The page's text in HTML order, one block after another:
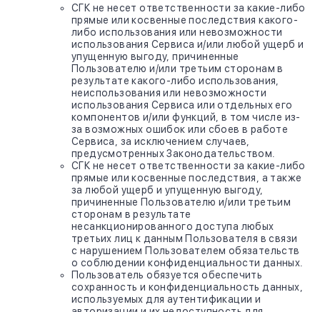
СГК не несет ответственности за какие-либо
прямые или косвенные последствия какого-
либо использования или невозможности
использования Сервиса и/или любой ущерб и
упущенную выгоду, причиненные
Пользователю и/или третьим сторонам в
результате какого-либо использования,
неиспользования или невозможности
использования Сервиса или отдельных его
компонентов и/или функций, в том числе из-
за возможных ошибок или сбоев в работе
Сервиса, за исключением случаев,
предусмотренных Законодательством.
СГК не несет ответственности за какие-либо
прямые или косвенные последствия, а также
за любой ущерб и упущенную выгоду,
причиненные Пользователю и/или третьим
сторонам в результате
несанкционированного доступа любых
третьих лиц к данным Пользователя в связи
с нарушением Пользователем обязательств
о соблюдении конфиденциальности данных.
Пользователь обязуется обеспечить
сохранность и конфиденциальность данных,
используемых для аутентификации и